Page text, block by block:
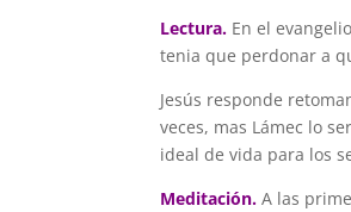
Lectura. En el
tenia que perdonar a
Jesús responde
veces, mas Lámec lo
ideal de vida para los
Meditación. A las